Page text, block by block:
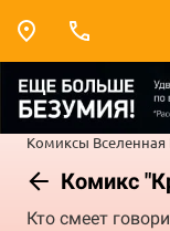
Комиксы
Комикс
Кто смеет